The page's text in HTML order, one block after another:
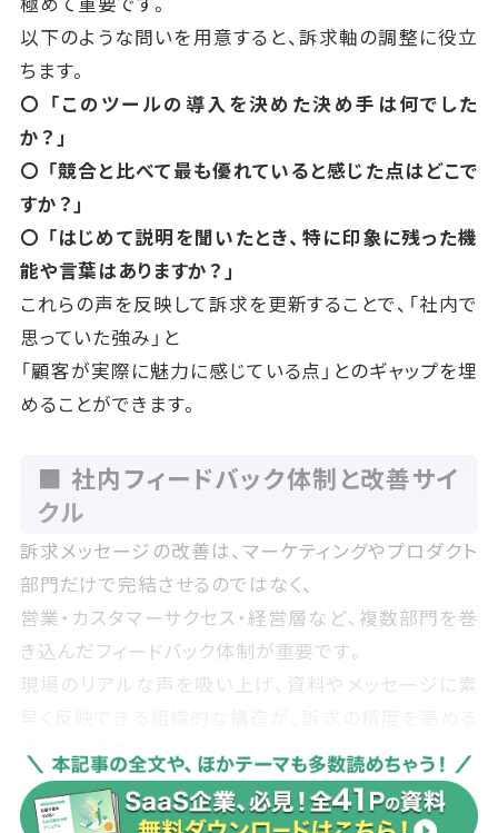
以下のような問いを用意すると、訴求軸の調整に役立
ちます。
〇 「このツールの導入を決めた決め手は何でした
か？」
〇 「競合と比べて最も優れていると感じた点はどこで
すか？」
〇 「はじめて説明を聞いたとき、特に印象に残った機
能や言葉はありますか？」
これらの声を反映して訴求を更新することで、「社内で
思っていた強み」と
「顧客が実際に魅力に感じている点」とのギャップを埋
めることができます。
■ 社内フィードバック体制と改善サイ
クル
訴求メッセージの改善は、マーケティングやプロダクト
部門だけで完結させるのではなく、
営業・カスタマーサクセス・経営層など、複数部門を巻
き込んだフィードバック体制が重要です。
現場のリアルな声を吸い上げ、資料やメッセージに素
鍵になります。
具体的には、以下のようなサイクルを設けると効果的